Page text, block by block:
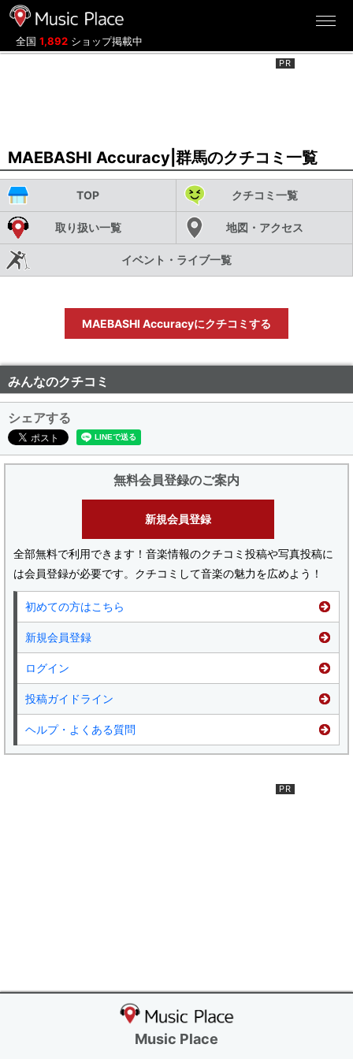
全国 1,892 ショップ掲載中
MAEBASHI Accuracy|群馬のクチコミ一覧
TOP クチコミ一覧
取り扱い一覧 地図・アクセス
イベント・ライブ一覧
MAEBASHI Accuracyにクチコミする
みんなのクチコミ
シェアする
無料会員登録のご案内
新規会員登録
全部無料で利用できます！音楽情報のクチコミ投稿や写真投稿に
は会員登録が必要です。クチコミして音楽の魅力を広めよう！
初めての方はこちら
新規会員登録
ログイン
投稿ガイドライン
ヘルプ・よくある質問
Music Place